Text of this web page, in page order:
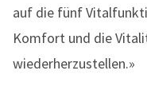
auf die fünf
Komfort und die
wiederherzustellen.»